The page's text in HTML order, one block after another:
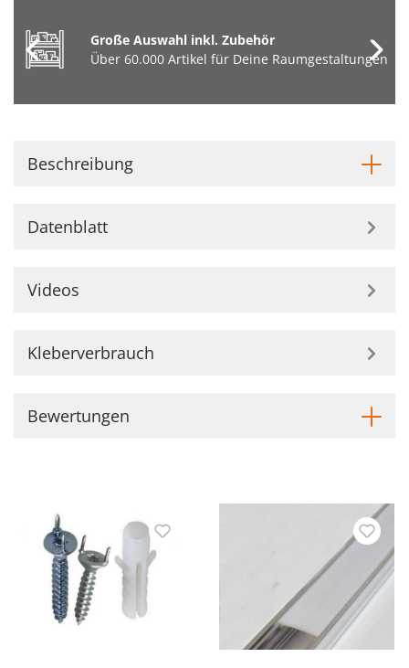
Große Auswahl inkl. Zubehör
Über 60.000 Artikel für Deine Raumgestaltungen
Beschreibung
Datenblatt
Videos
Kleberverbrauch
Bewertungen